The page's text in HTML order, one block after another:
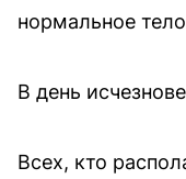
нормальное
В день
Всех, кто